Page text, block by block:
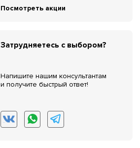
Посмотреть акции
Затрудняетесь с выбором?
Напишите нашим консультантам
и получите быстрый ответ!